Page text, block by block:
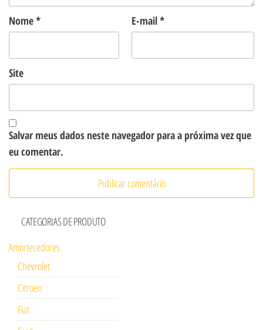
Nome* E-mail*
Site
Salvar meus dados neste navegador para a próxima vez que
eu comentar.
CATEGORIAS DE PRODUTO
Amortecedores
Chevrolet
Citroen
Fiat